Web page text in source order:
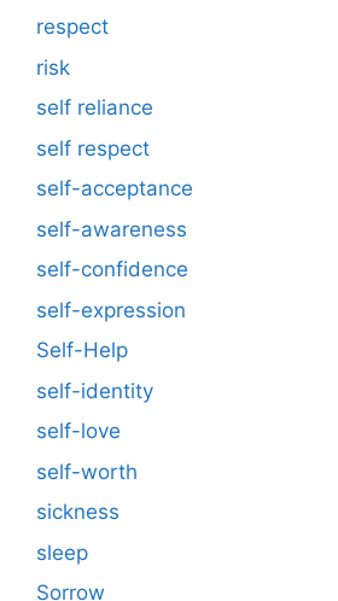
respect
risk
self reliance
self respect
self-acceptance
self-awareness
self-confidence
self-expression
Self-Help
self-identity
self-love
self-worth
sickness
sleep
Sorrow